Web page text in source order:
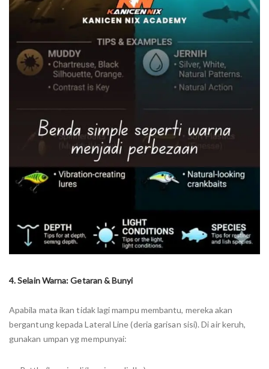
4. Selain Warna: Getaran & Bunyi
Apabila mata ikan tidak lagi mampu membantu, mereka akan
bergantung kepada Lateral Line (deria garisan sisi). Di air keruh,
gunakan umpan yg mempunyai: